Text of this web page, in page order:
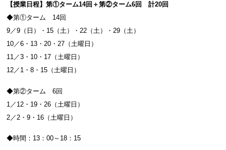
【授業日程】第①ターム14回＋第②ターム6回 計20回
◆第①ターム 14回
9／9（日）・15（土）・22（土）・29（土）
10／6・13・20・27（土曜日）
11／3・10・17（土曜日）
12／1・8・15（土曜日）
◆第②ターム 6回
1／12・19・26（土曜日）
2／2・9・16（土曜日）
◆時間：13：00～18：15